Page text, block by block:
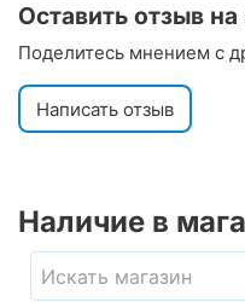
Оставить отзыв на
Поделитесь мнением с
Написать отзыв
Наличие в